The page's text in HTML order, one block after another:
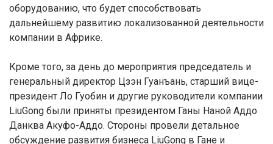
оборудованию, что будет способствовать
дальнейшему развитию локализованной деятельности
компании в Африке.
Кроме того, за день до мероприятия председатель и
генеральный директор Цзэн Гуанъань, старший вице-
президент Ло Гуобин и другие руководители компании
LiuGong были приняты президентом Ганы Наной Аддо
Данква Акуфо-Аддо. Стороны провели детальное
обсуждение развития бизнеса LiuGong в Гане и